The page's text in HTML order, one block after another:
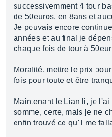
successivemment 4 tour
de 50euros, en 8ans et
Je pouvais encore
années et au final je
chaque fois de tour à
Moralité, mettre le prix
fois pour toute et être
Maintenant le Lian li, je l'ai
somme, certe, mais je ne
enfin trouvé ce qu'il me